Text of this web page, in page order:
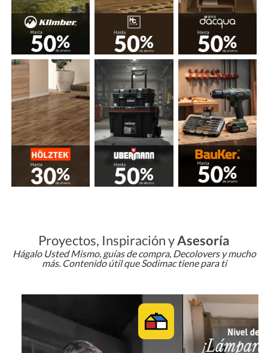
Proyectos, Inspiración yAsesoría
Hágalo Usted Mismo, guías de compra, Decolovers y mucho
más. Contenido útil que Sodimac tiene para ti